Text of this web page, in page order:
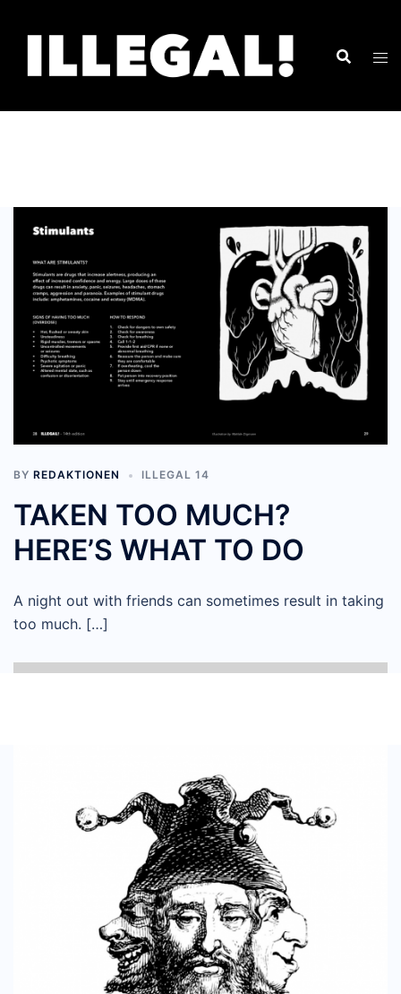
BY REDAKTIONEN ILLEGAL 14
TAKEN TOO MUCH?
HERE’S WHAT TO DO
A night out with friends can sometimes result in taking
too much. […]